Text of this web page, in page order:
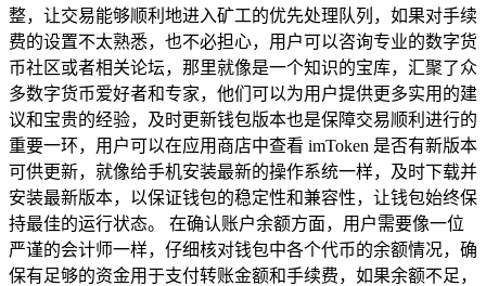
整，让交易能够顺利地进入矿工的优先处理队列，如果对手续
费的设置不太熟悉，也不必担心，用户可以咨询专业的数字货
币社区或者相关论坛，那里就像是一个知识的宝库，汇聚了众
多数字货币爱好者和专家，他们可以为用户提供更多实用的建
议和宝贵的经验，及时更新钱包版本也是保障交易顺利进行的
重要一环，用户可以在应用商店中查看 imToken 是否有新版本
可供更新，就像给手机安装最新的操作系统一样，及时下载并
安装最新版本，以保证钱包的稳定性和兼容性，让钱包始终保
持最佳的运行状态。 在确认账户余额方面，用户需要像一位
严谨的会计师一样，仔细核对钱包中各个代币的余额情况，确
保有足够的资金用于支付转账金额和手续费，如果余额不足，